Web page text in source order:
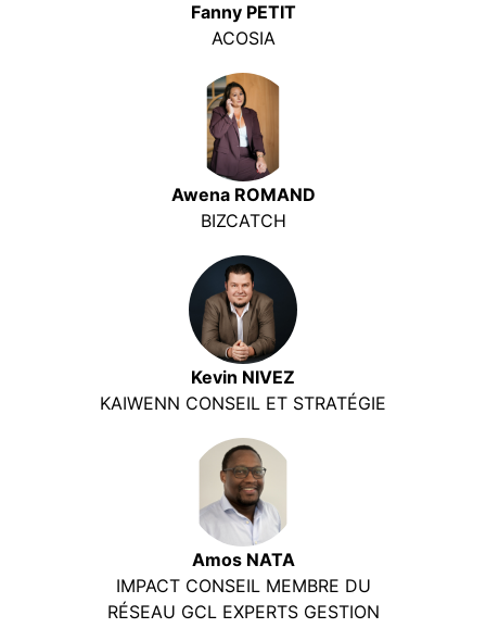
Fanny PETIT
ACOSIA
Awena ROMAND
BIZCATCH
Kevin NIVEZ
KAIWENN CONSEIL ET STRATÉGIE
Amos NATA
IMPACT CONSEIL MEMBRE DU
RÉSEAU GCL EXPERTS GESTION